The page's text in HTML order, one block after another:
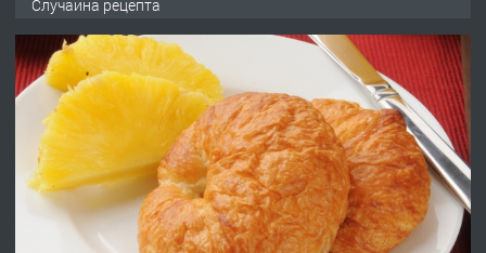
преди 10 месеца
ПРЕДЛАГА
Професионална броячна машина -
със сертификат от ЕЦБ
преди 1 година
Случайна рецепта